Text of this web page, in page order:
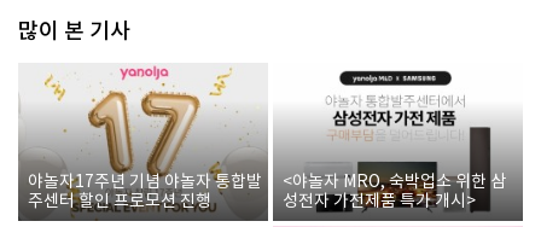
많이 본 기사
야놀자17주년 기념 야놀자 통합발
주센터 할인 프로모션 진행
<야놀자 MRO, 숙박업소 위한 삼
성전자 가전제품 특가 개시>